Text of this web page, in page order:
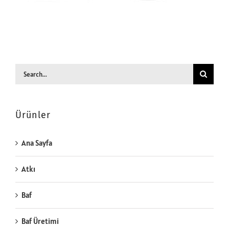
Search
Ürünler
Ana Sayfa
Atkı
Baf
Baf Üretimi